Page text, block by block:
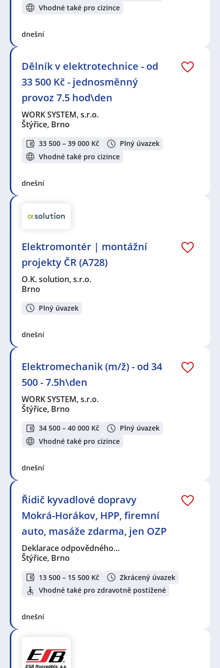
Vhodné také pro cizince
dnešní
Dělník v elektrotechnice - od
33 500 Kč - jednosměnný
provoz 7.5 hod\den
WORK SYSTEM, s.r.o.
Štýřice, Brno
33 500 – 39 000 Kč
Plný úvazek
Vhodné také pro cizince
dnešní
Elektromontér | montážní
projekty ČR (A728)
O.K. solution, s.r.o.
Brno
Plný úvazek
dnešní
Elektromechanik (m/ž) - od 34
500 - 7.5h\den
WORK SYSTEM, s.r.o.
Štýřice, Brno
34 500 – 40 000 Kč
Plný úvazek
Vhodné také pro cizince
dnešní
Řidič kyvadlové dopravy
Mokrá-Horákov, HPP, firemní
auto, masáže zdarma, jen OZP
Deklarace odpovědného…
Štýřice, Brno
13 500 – 15 500 Kč
Zkrácený úvazek
Vhodné také pro zdravotně postižené
dnešní